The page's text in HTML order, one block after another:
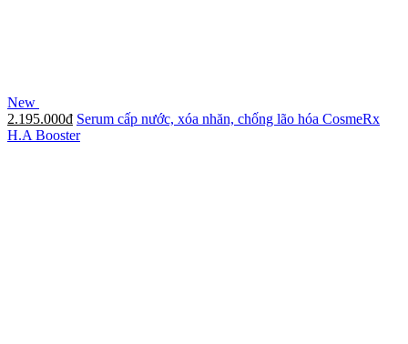
New
2.195.000đ Serum cấp nước, xóa nhăn, chống lão hóa CosmeRx
H.A Booster